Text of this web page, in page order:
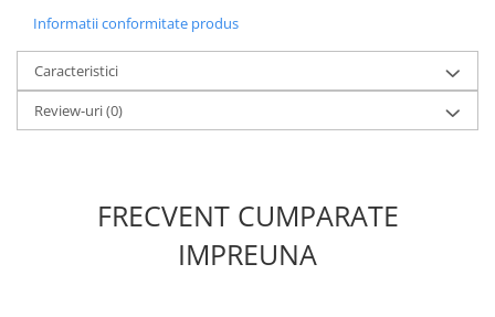
Informatii conformitate produs
Caracteristici
Review-uri(0)
FRECVENT CUMPARATE
IMPREUNA